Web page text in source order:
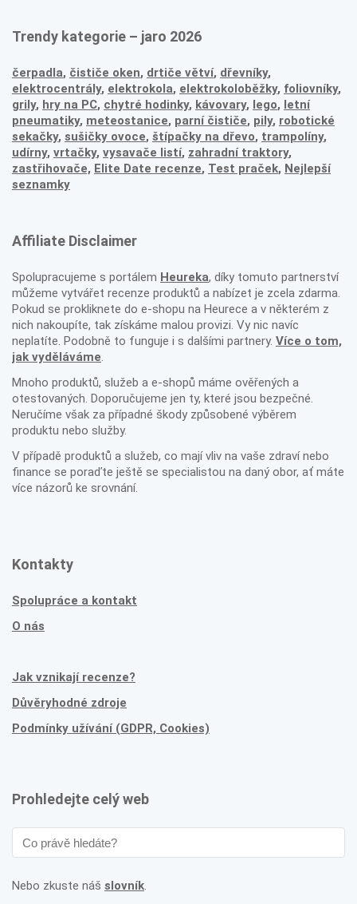
Trendy kategorie – jaro 2026
čerpadla, čističe oken, drtiče větví, dřevníky,
elektrocentrály, elektrokola, elektrokoloběžky, foliovníky,
grily, hry na PC, chytré hodinky, kávovary, lego, letní
pneumatiky, meteostanice, parní čističe, pily, robotické
sekačky, sušičky ovoce, štípačky na dřevo, trampolíny,
udírny, vrtačky, vysavače listí, zahradní traktory,
zastřihovače, Elite Date recenze, Test praček, Nejlepší
seznamky
Affiliate Disclaimer
Spolupracujeme s portálem Heureka, díky tomuto partnerství
můžeme vytvářet recenze produktů a nabízet je zcela zdarma.
Pokud se prokliknete do e-shopu na Heurece a v některém z
nich nakoupíte, tak získáme malou provizi. Vy nic navíc
neplatíte. Podobně to funguje i s dalšími partnery. Více o tom,
jak vyděláváme.
Mnoho produktů, služeb a e-shopů máme ověřených a
otestovaných. Doporučujeme jen ty, které jsou bezpečné.
Neručíme však za případné škody způsobené výběrem
produktu nebo služby.
V případě produktů a služeb, co mají vliv na vaše zdraví nebo
finance se poraďte ještě se specialistou na daný obor, ať máte
více názorů ke srovnání.
Kontakty
Spolupráce a kontakt
O nás
Jak vznikají recenze?
Důvěryhodné zdroje
Podmínky užívání (GDPR, Cookies)
Prohledejte celý web
Nebo zkuste náš slovník.